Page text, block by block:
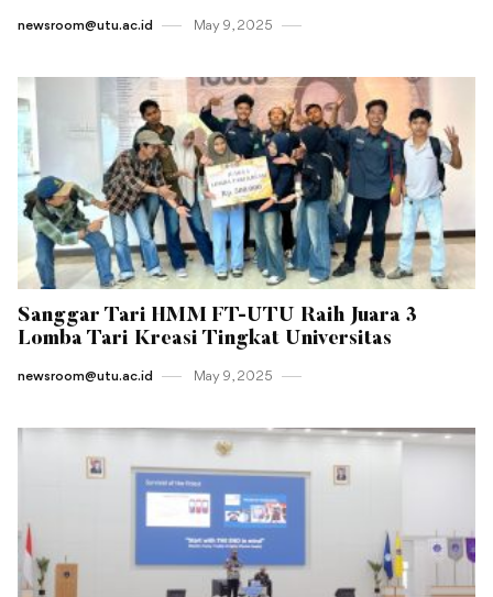
newsroom@utu.ac.id May 9 , 2025
Sanggar Tari HMM FT-UTU Raih Juara 3
Lomba Tari Kreasi Tingkat Universitas
newsroom@utu.ac.id May 9 , 2025